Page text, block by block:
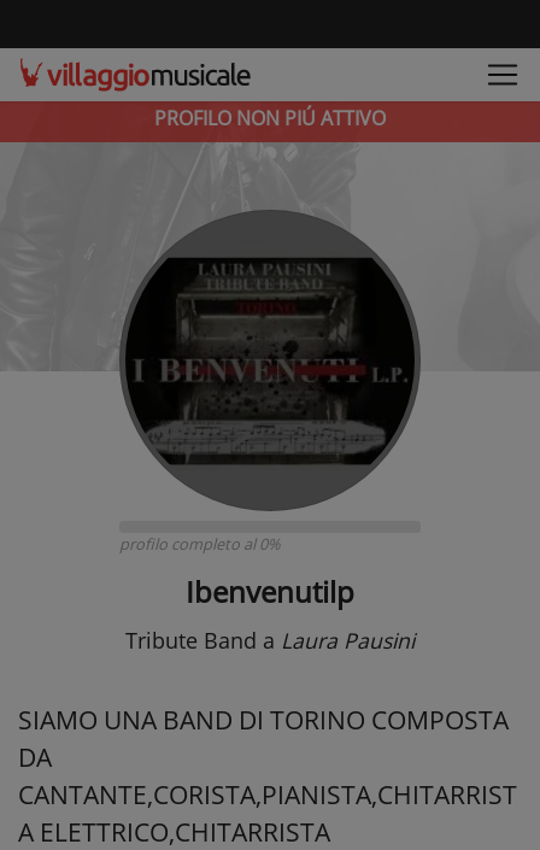
PROFILO NON PIÚ ATTIVO
profilo completo al 0%
Ibenvenutilp
Tribute Band a Laura Pausini
SIAMO UNA BAND DI TORINO COMPOSTA
DA
CANTANTE,CORISTA,PIANISTA,CHITARRIST
A ELETTRICO,CHITARRISTA